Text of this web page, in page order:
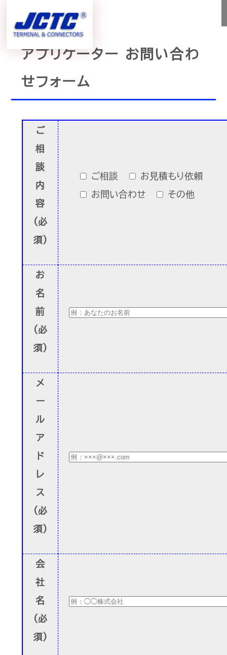
アプリケーター お問い合わ
せフォーム
ご
相
談
内
容
(必
須)
ご相談
お見積もり依頼
お問い合わせ
その他
お
名
前
(必
須)
メ
ー
ル
ア
ド
レ
ス
(必
須)
会
社
名
(必
須)